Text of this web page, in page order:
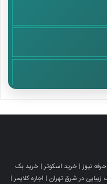
حرفه نیوز | خرید اسکوتر | خرید بک
زیبایی در شرق تهران | اجاره کلایمر |